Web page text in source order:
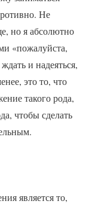
Не
но я абсолютно
«пожалуйста,
и надеяться,
это то, что
такого рода,
чтобы сделать
является то,